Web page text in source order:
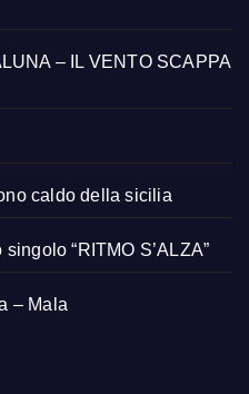
– IL VENTO SCAPPA
caldo della sicilia
“RITMO S’ALZA”
– Mala